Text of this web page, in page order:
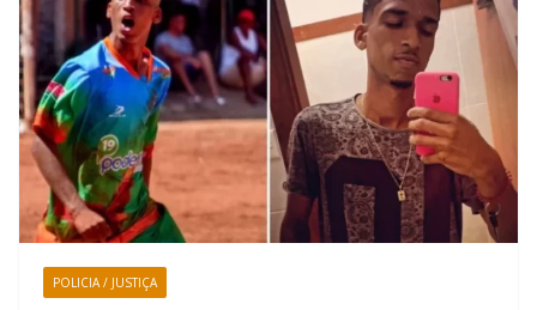
POLICIA / JUSTIÇA